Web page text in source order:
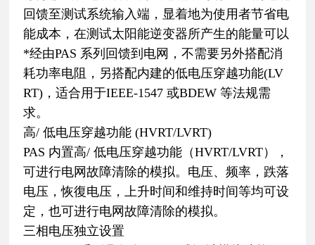
回馈至测试系统输入端，显着地为使用者节省电
能成本，在测试太阳能逆变器所产生的能量可以
*经由PAS 系列回馈到电网，不需要另外搭配消
耗功率电阻，另搭配内建的低电压穿越功能(LV
RT)，适合用于IEEE-1547 或BDEW 等法规需
求。
高/ 低电压穿越功能 (HVRT/LVRT)
PAS 内置高/ 低电压穿越功能（HVRT/LVRT），
可进行电网故障清除的模拟。电压、频率，跌落
电压，恢復电压，上升时间和维持时间等均可设
定，也可进行电网故障清除的模拟。
三相电压独立设置